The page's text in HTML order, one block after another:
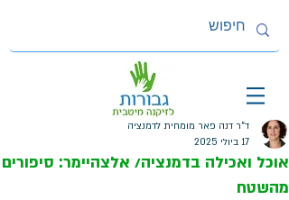
אוכל ואכילה בדמנציה/ אלצהיימר: סיפורים
מהשטח
ד"ר דנה פאר מומחית לדמנציה
17 ביולי 2025